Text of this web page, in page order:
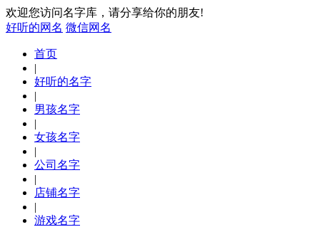
欢迎您访问名字库，请分享给你的朋友!
好听的网名 微信网名
首页
|
好听的名字
|
男孩名字
|
女孩名字
|
公司名字
|
店铺名字
|
游戏名字